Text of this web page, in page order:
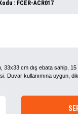
: FCER-ACR017
cm dış ebata sahip,
Duvar kullanımına uygun,